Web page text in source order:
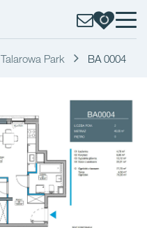
Talarowa Park BA 0004